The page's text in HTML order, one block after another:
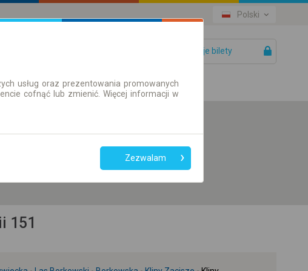
Polski
Twoje bilety
przesiadek
Tylko bilet online
151
usług oraz prezentowania promowanych
cofnąć lub zmienić. Więcej informacji w
Zezwalam